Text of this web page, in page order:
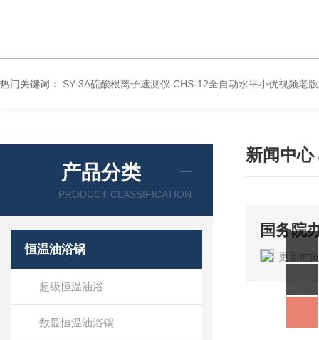
热门关键词： SY-3A硫酸根离子速测仪 CHS-12全自动水平小优视频老
产品分类
PRODUCT CLASSIFICATION
恒温油浴锅
超级恒温油浴
数显恒温油浴锅
新闻中心
国务院
更新时